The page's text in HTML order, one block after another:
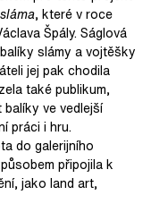
, které v roce
Špály. Ságlová
slámy a vojtěšky
jej pak chodila
také publikum,
ve vedlejší
práci i hru.
do galerijního
připojila k
jako land art,